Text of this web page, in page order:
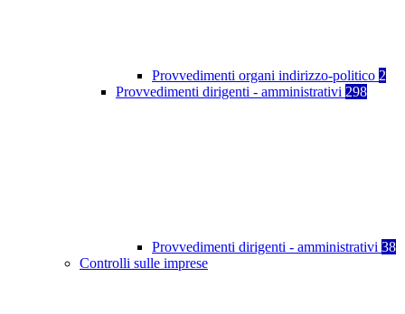
Provvedimenti organi indirizzo-politico 2
Provvedimenti dirigenti - amministrativi 298
Provvedimenti dirigenti - amministrativi 38
Controlli sulle imprese